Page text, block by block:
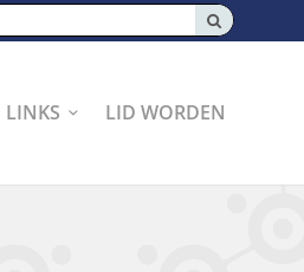
LINKS LID WORDEN